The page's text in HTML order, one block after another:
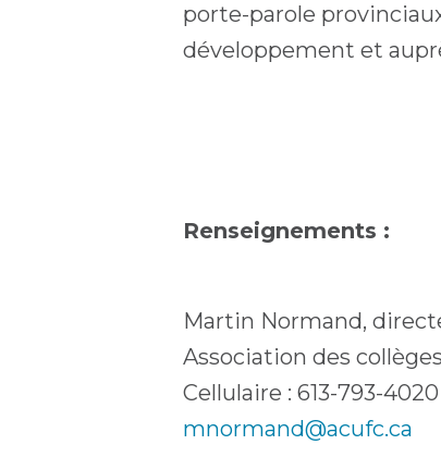
porte-parole
développement et
Renseignements :
Martin Normand,
Association des
Cellulaire : 613-793-4020
mnormand@acufc.ca